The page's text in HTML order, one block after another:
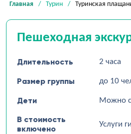
Главная Турин Туринская
Пешеходная
Длительность 2 часа
Размер группы до 10
Дети Можно
В стоимость
включено
Услуги